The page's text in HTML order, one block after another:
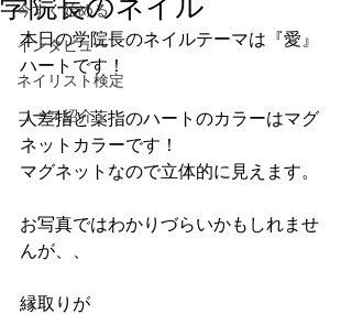
今すぐ始める
インタビュー
ネイリスト検定
コース紹介
学院長のネイル
本日の学院長のネイルテーマは『愛』
ハートです！
人差指と薬指のハートのカラーはマグ
ネットカラーです！
マグネットなので立体的に見えます。
お写真ではわかりづらいかもしれませ
んが、、
縁取りが